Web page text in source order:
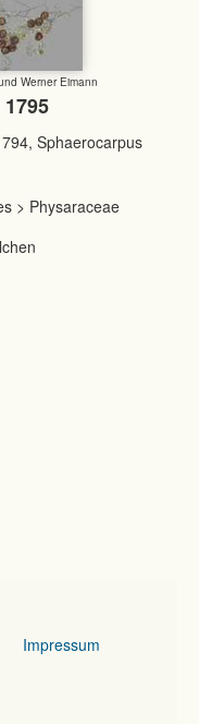
Werner Eimann
Sphaerocarpus
> Physaraceae
Impressum